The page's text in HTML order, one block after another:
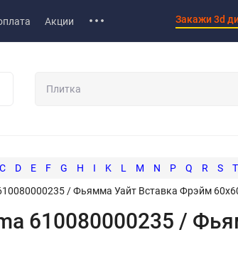
Акции Закажи 3d
C D E F G H I K L M N P Q R S T
/ Фьямма Уайт Вставка Фрэйм
610080000235 /